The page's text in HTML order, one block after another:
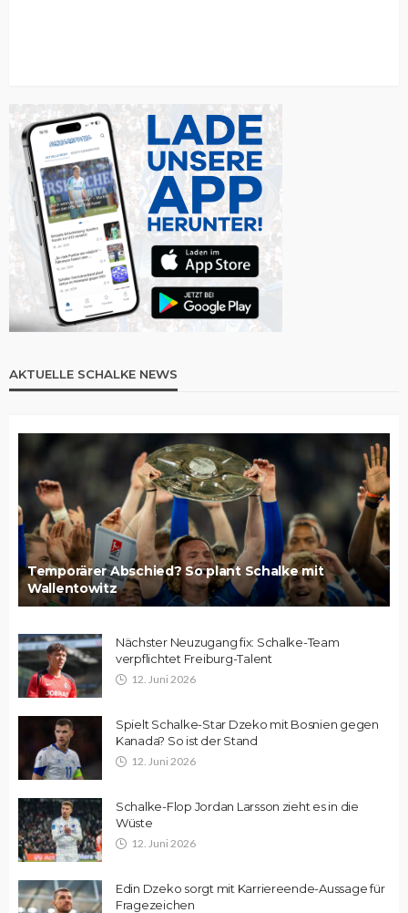
AKTUELLE SCHALKE NEWS
Temporärer Abschied? So plant Schalke mit
Wallentowitz
Nächster Neuzugang fix: Schalke-Team
verpflichtet Freiburg-Talent
12. Juni 2026
Spielt Schalke-Star Dzeko mit Bosnien gegen
Kanada? So ist der Stand
12. Juni 2026
Schalke-Flop Jordan Larsson zieht es in die
Wüste
12. Juni 2026
Edin Dzeko sorgt mit Karriereende-Aussage für
Fragezeichen